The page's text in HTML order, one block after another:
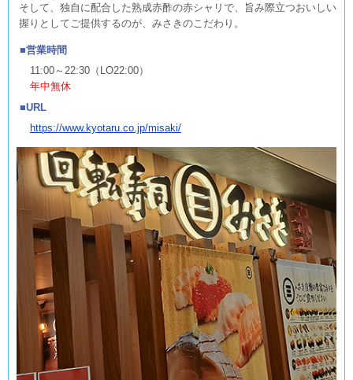
そして、独自に配合した熟成赤酢の赤シャリで、旨み際立つおいしい
握りとしてご提供するのが、みさきのこだわり。
営業時間
11:00～22:30（LO22:00）
年中無休
URL
https://www.kyotaru.co.jp/misaki/